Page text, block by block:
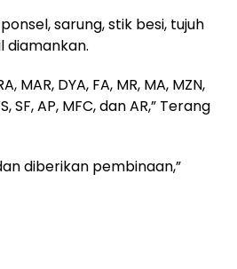
sarung, stik besi, tujuh
diamankan.
MAR, DYA, FA, MR, MA, MZN,
SF, AP, MFC, dan AR,” Terang
diberikan pembinaan,”